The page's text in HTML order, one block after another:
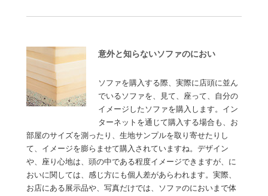
意外と知らないソファのにおい
ソファを購入する際、実際に店頭に並ん
でいるソファを、見て、座って、自分の
イメージしたソファを購入します。イン
ターネットを通じて購入する場合も、お
部屋のサイズを測ったり、生地サンプルを取り寄せたりし
て、イメージを膨らませて購入されていますね。デザイン
や、座り心地は、頭の中である程度イメージできますが、に
おいに関しては、感じ方にも個人差があらわれます。実際、
お店にある展示品や、写真だけでは、ソファのにおいまで体